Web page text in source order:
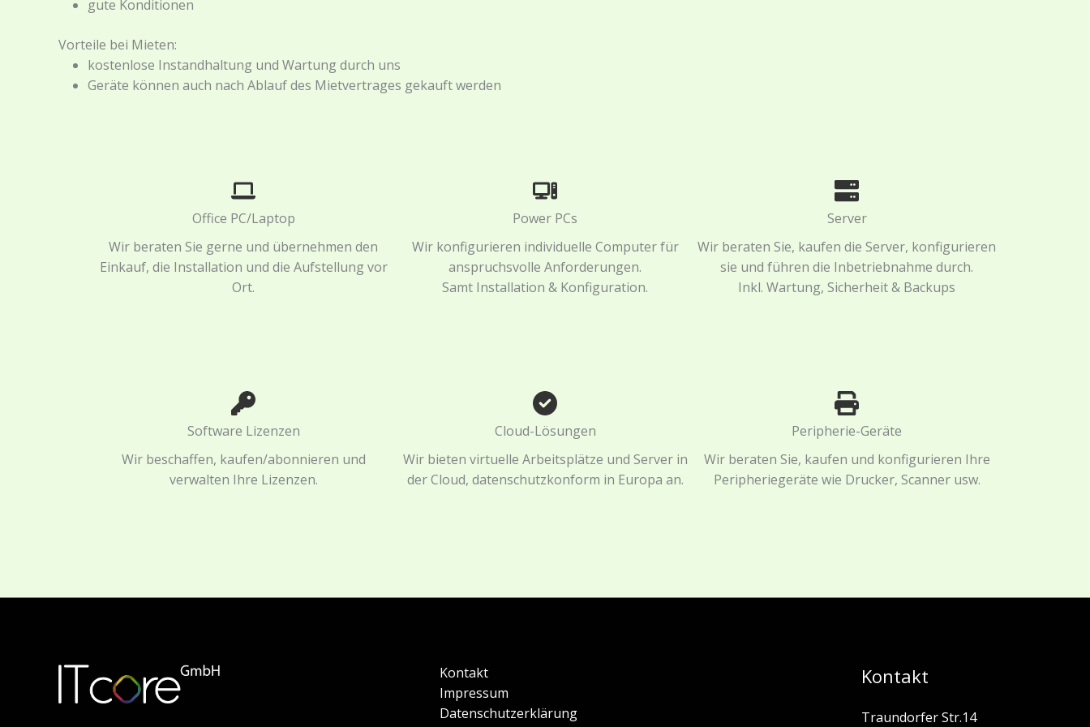
gute Konditionen
Vorteile bei Mieten:
kostenlose Instandhaltung und Wartung durch uns
Geräte können auch nach Ablauf des Mietvertrages gekauft werden
Office PC/Laptop
Wir beraten Sie gerne und übernehmen den
Einkauf, die Installation und die Aufstellung vor
Ort.
Power PCs
Wir konfigurieren individuelle Computer für
anspruchsvolle Anforderungen.
Samt Installation & Konfiguration.
Server
Wir beraten Sie, kaufen die Server, konfigurieren
sie und führen die Inbetriebnahme durch.
Inkl. Wartung, Sicherheit & Backups
Software Lizenzen
Wir beschaffen, kaufen/abonnieren und
verwalten Ihre Lizenzen.
Cloud-Lösungen
Wir bieten virtuelle Arbeitsplätze und Server in
der Cloud, datenschutzkonform in Europa an.
Peripherie-Geräte
Wir beraten Sie, kaufen und konfigurieren Ihre
Peripheriegeräte wie Drucker, Scanner usw.
Kontakt
Impressum
Datenschutzerklärung
Kontakt
Traundorfer Str.14